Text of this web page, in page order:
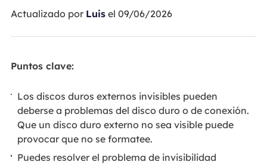
Actualizado por Luisel 09/06/2026
Puntos clave:
Los discos duros externos invisibles pueden
deberse a problemas del disco duro o de conexión.
Que un disco duro externo no sea visible puede
provocar que no se formatee.
Puedes resolver el problema de invisibilidad